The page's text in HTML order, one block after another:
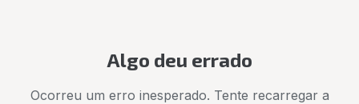
Algo deu errado
Ocorreu um erro inesperado. Tente recarregar a